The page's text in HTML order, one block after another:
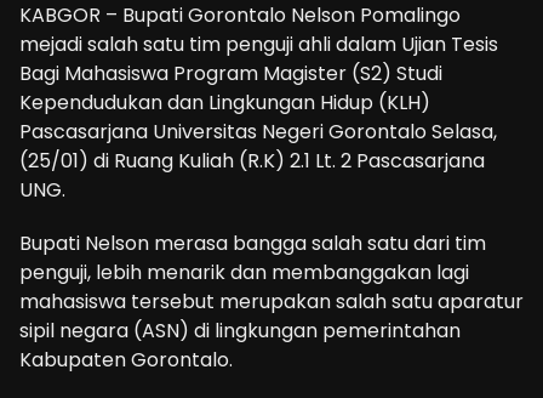
KABGOR – Bupati Gorontalo Nelson Pomalingo
mejadi salah satu tim penguji ahli dalam Ujian Tesis
Bagi Mahasiswa Program Magister (S2) Studi
Kependudukan dan Lingkungan Hidup (KLH)
Pascasarjana Universitas Negeri Gorontalo Selasa,
(25/01) di Ruang Kuliah (R.K) 2.1 Lt. 2 Pascasarjana
UNG.
Bupati Nelson merasa bangga salah satu dari tim
penguji, lebih menarik dan membanggakan lagi
mahasiswa tersebut merupakan salah satu aparatur
sipil negara (ASN) di lingkungan pemerintahan
Kabupaten Gorontalo.